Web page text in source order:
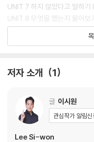
UNIT 7 하지 않았다고 말하
UNIT 8 무엇을 했는지 물어
UNIT 5-8 REVIEW
UNIT 9 할 수 있다고 말하기 I
UNIT 12 해야 하는 일 말하
UNIT 13 앞으로 할 일 말하기
UNIT 14 앞으로 할 일 물어
UNIT 15 앞으로 할 일 말하
UNIT 16 앞으로 할 일 물어
저자 소개 1
글 이시원
관심작가 알림신
Lee Si-won